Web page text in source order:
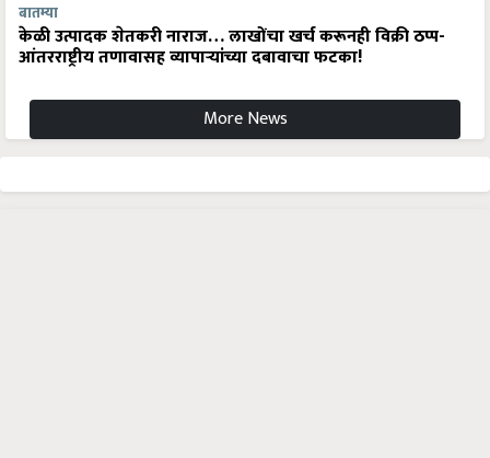
बातम्या
केळी उत्पादक शेतकरी नाराज… लाखोंचा खर्च करूनही विक्री ठप्प-
आंतरराष्ट्रीय तणावासह व्यापाऱ्यांच्या दबावाचा फटका!
More News